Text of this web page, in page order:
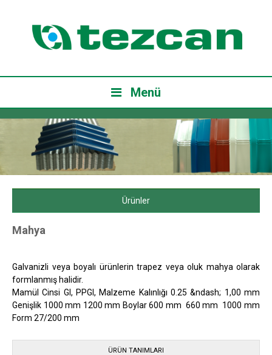
Menü
Ürünler
Mahya
Galvanizli veya boyalı ürünlerin trapez veya oluk mahya olarak
formlanmış halidir.
Mamül Cinsi GI, PPGI, Malzeme Kalınlığı 0.25 &ndash; 1,00 mm
Genişlik 1000 mm 1200 mm Boylar 600 mm 660 mm 1000 mm
Form 27/200 mm
ÜRÜN TANIMLARI